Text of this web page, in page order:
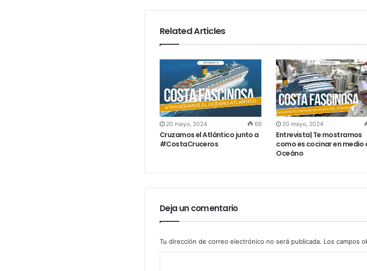
Related Articles
20 mayo, 2024 69
Cruzamos el Atlántico junto a
#CostaCruceros
20 mayo, 2024
Entrevista| Te mostramos
como es cocinar en medio
Oceáno
Deja un comentario
Tu dirección de correo electrónico no será publicada. Los campos